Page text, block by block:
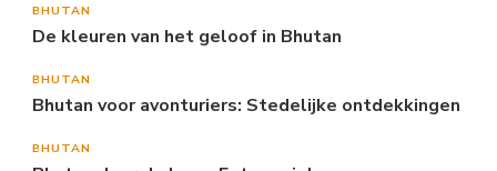
BHUTAN
De kleuren van het geloof in Bhutan
BHUTAN
Bhutan voor avonturiers: Stedelijke ontdekkingen
BHUTAN